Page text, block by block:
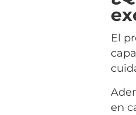
El
en